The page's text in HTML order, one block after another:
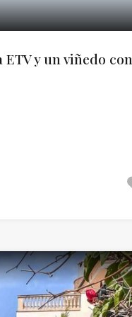
y un viñedo con